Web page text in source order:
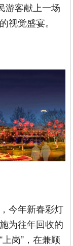
游客献上一场
视觉盛宴。
今年新春彩灯
为往年回收的
岗”，在兼顾